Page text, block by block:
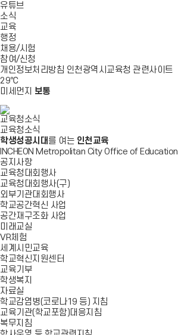
유튜브
소식
교육
행정
채용/시험
참여/신청
개인정보처리방침 인천광역시교육청 관련사이트
29℃
미세먼지 보통
교육청소식
교육청소식
학생성공시대 를 여는 인천교육
INCHEON Metropolitan City Office of Education
공지사항
교육청대회행사
교육청대회행사(구)
외부기관대회행사
학교공간혁신 사업
공간재구조화 사업
미래교실
VR체험
세계시민교육
학교혁신지원센터
교육기부
학생복지
자료실
학교감염병(코로나19 등) 지침
교육기관(학교포함)대응지침
복무지침